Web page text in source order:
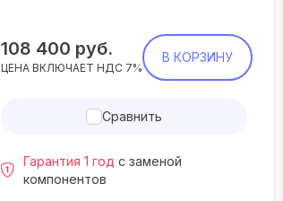
108 400 руб.
ЦЕНА ВКЛЮЧАЕТ НДС 7%
В КОРЗИНУ
Сравнить
Гарантия 1 год с заменой
компонентов